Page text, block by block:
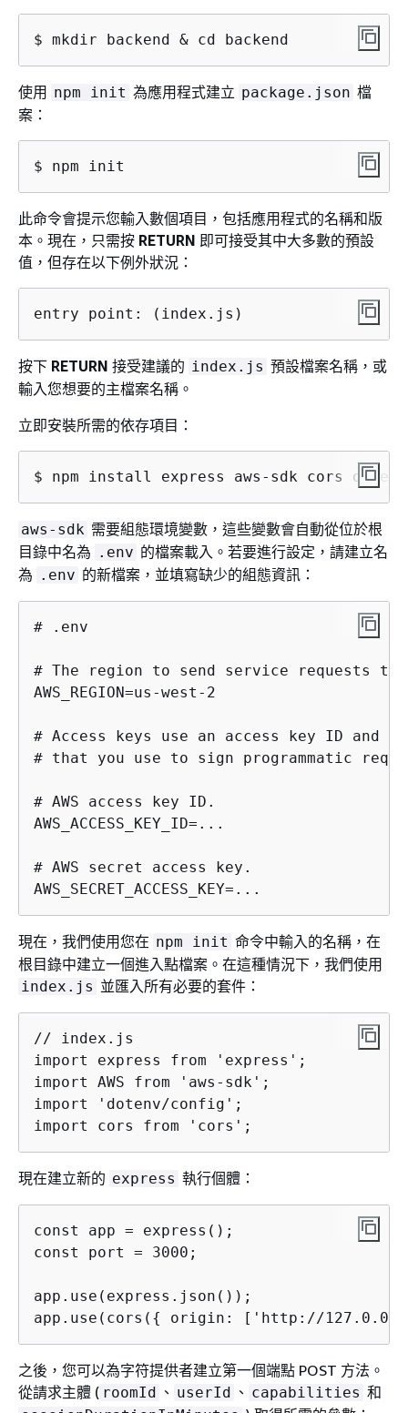
$ mkdir backend & cd backend
使用 npm init 為應用程式建立 package.json 檔
案：
$ npm init
此命令會提示您輸入數個項目，包括應用程式的名稱和版
本。現在，只需按 RETURN 即可接受其中大多數的預設
值，但存在以下例外狀況：
entry point: (index.js)
按下 RETURN 接受建議的 index.js 預設檔案名稱，或
輸入您想要的主檔案名稱。
立即安裝所需的依存項目：
$ npm install express aws-sdk cors dotenv
aws-sdk 需要組態環境變數，這些變數會自動從位於根
目錄中名為 .env 的檔案載入。若要進行設定，請建立名
為 .env 的新檔案，並填寫缺少的組態資訊：
# .env
# The region to send service requests to.
AWS_REGION=us-west-2
# Access keys use an access key ID and
# that you use to sign programmatic
# AWS access key ID.
AWS_ACCESS_KEY_ID=...
# AWS secret access key.
AWS_SECRET_ACCESS_KEY=...
現在，我們使用您在 npm init 命令中輸入的名稱，在
根目錄中建立一個進入點檔案。在這種情況下，我們使用
index.js 並匯入所有必要的套件：
// index.js
import express from 'express';
import AWS from 'aws-sdk';
import 'dotenv/config';
import cors from 'cors';
現在建立新的 express 執行個體：
const app = express();
const port = 3000;
app.use(express.json());
app.use(cors( { origin: ['http://
之後，您可以為字符提供者建立第一個端點 POST 方法。
從請求主體 ( roomId 、 userId 、 capabilities 和